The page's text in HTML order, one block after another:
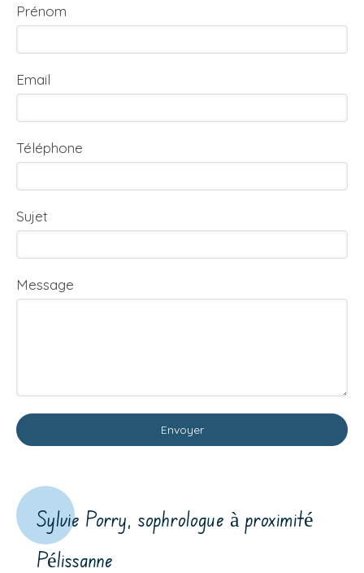
Prénom
Email
Téléphone
Sujet
Message
Envoyer
Sylvie Porry, sophrologue à proximité
Pélissanne